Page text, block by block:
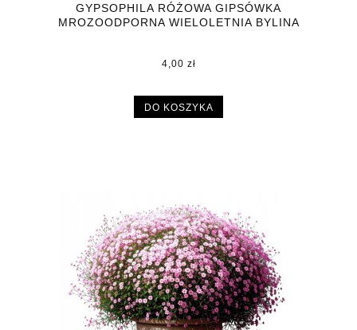
GYPSOPHILA RÓŻOWA GIPSÓWKA
MROZOODPORNA WIELOLETNIA BYLINA
4,00 zł
DO KOSZYKA